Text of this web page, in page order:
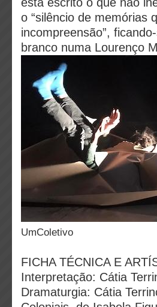
o “silêncio de memórias
incompreensão”,
branco numa Lourenço
UmColetivo
FICHA TÉCNICA E
Interpretação: Cátia
Dramaturgia: Cátia